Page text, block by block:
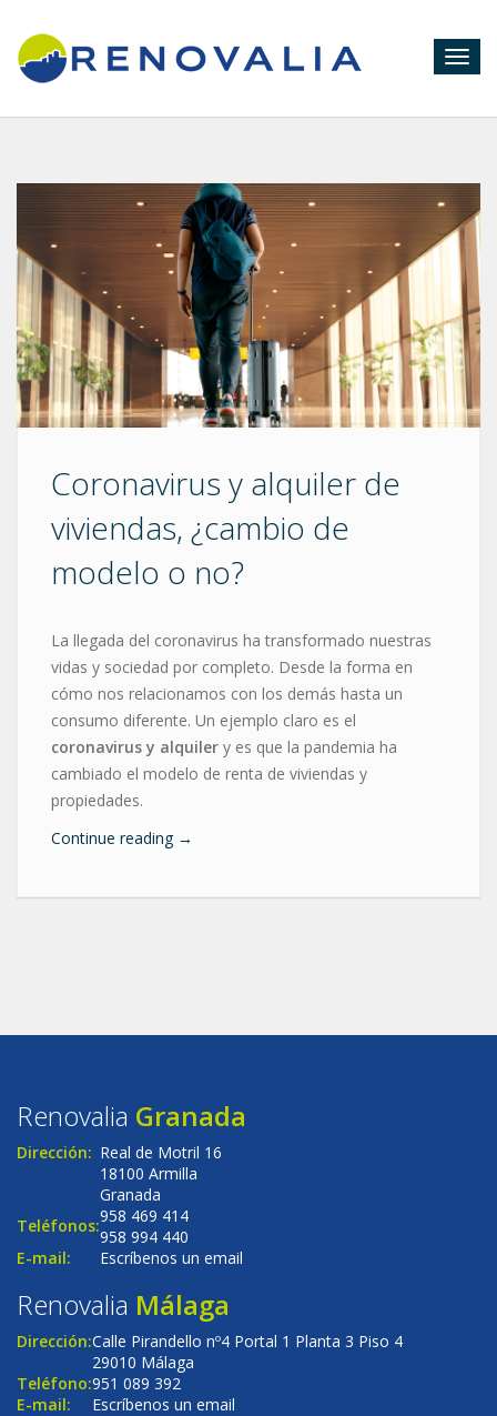
Coronavirus y alquiler de
viviendas, ¿cambio de
modelo o no?
La llegada del coronavirus ha transformado nuestras
vidas y sociedad por completo. Desde la forma en
cómo nos relacionamos con los demás hasta un
consumo diferente. Un ejemplo claro es el
coronavirus y alquiler y es que la pandemia ha
cambiado el modelo de renta de viviendas y
propiedades.
Continue reading →
Renovalia Granada
Dirección: Real de Motril 16
18100 Armilla
Granada
Teléfonos:958 469 414
958 994 440
E-mail:
Escríbenos un email
Renovalia Málaga
Dirección:Calle Pirandello nº4 Portal 1 Planta 3 Piso 4
29010 Málaga
Teléfono:951 089 392
E-mail:
Escríbenos un email